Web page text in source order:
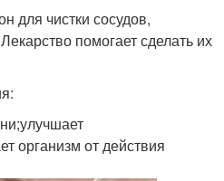
для чистки сосудов,
помогает сделать их
организм от действия